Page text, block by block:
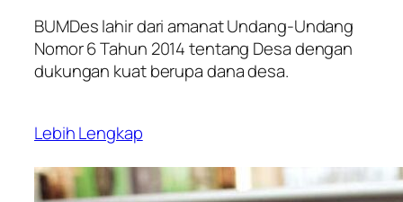
BUMDes lahir dari amanat Undang-Undang
Nomor 6 Tahun 2014 tentang Desa dengan
dukungan kuat berupa dana desa.
Lebih Lengkap